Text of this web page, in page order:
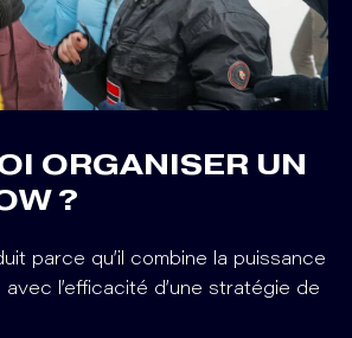
ORGANISER UN
?
parce qu’il combine la puissance
avec l’efficacité d’une stratégie de